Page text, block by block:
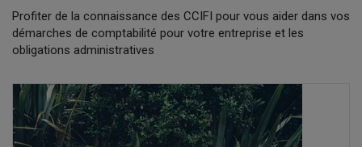
Profiter de la connaissance des CCIFI pour vous aider dans vos
démarches de comptabilité pour votre entreprise et les
obligations administratives